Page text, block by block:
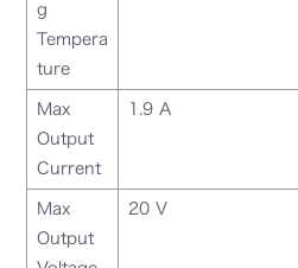
g
Tempera
ture
Max
Output
Current
1.9 A
Max
Output
20 V